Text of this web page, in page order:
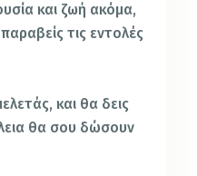
και ζωή ακόμα,
τις εντολές
και θα δεις
θα σου δώσουν